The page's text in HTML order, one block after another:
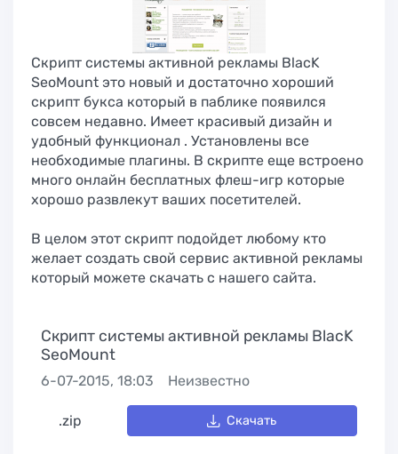
Скрипт системы активной рекламы BlacK
SeoMount это новый и достаточно хороший
скрипт букса который в паблике появился
совсем недавно. Имеет красивый дизайн и
удобный функционал . Установлены все
необходимые плагины. В скрипте еще встроено
много онлайн бесплатных флеш-игр которые
хорошо развлекут ваших посетителей.
В целом этот скрипт подойдет любому кто
желает создать свой сервис активной рекламы
который можете скачать с нашего сайта.
Скрипт системы активной рекламы BlacK
SeoMount
6-07-2015, 18:03 Неизвестно
.zip Скачать